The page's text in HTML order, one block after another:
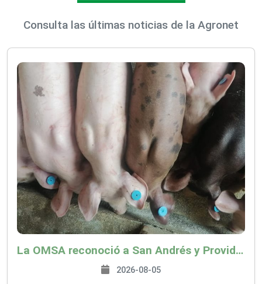
Consulta las últimas noticias de la Agronet
La OMSA reconoció a San Andrés y Providencia como zona libre de Peste Porcina Clásica (PPC)
2026-08-05